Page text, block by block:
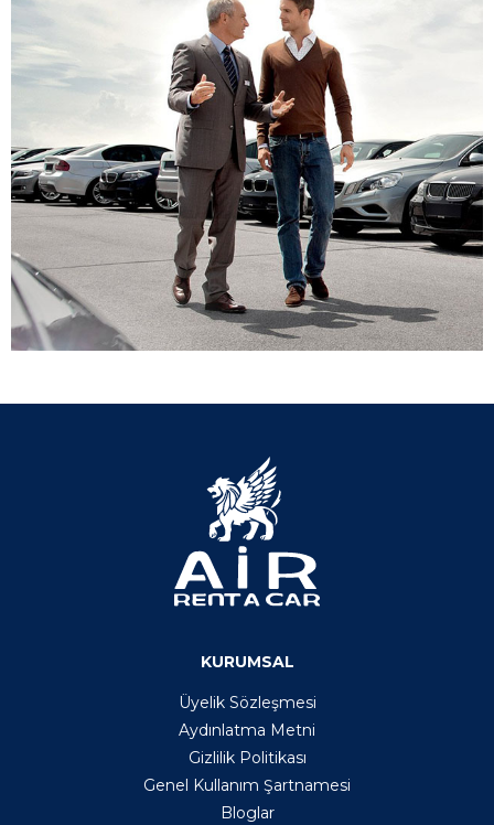
KURUMSAL
Üyelik Sözleşmesi
Aydınlatma Metni
Gizlilik Politikası
Genel Kullanım Şartnamesi
Bloglar